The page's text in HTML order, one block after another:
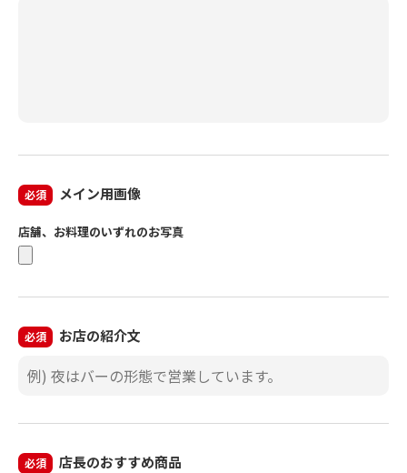
必須 メイン用画像
店舗、お料理のいずれのお写真
必須 お店の紹介文
必須 店長のおすすめ商品